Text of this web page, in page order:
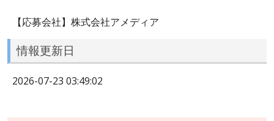
【応募会社】株式会社アメディア
情報更新日
2026-07-23 03:49:02